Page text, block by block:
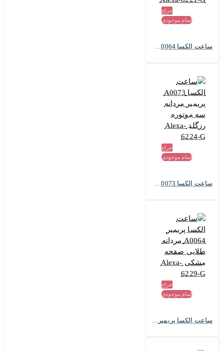
حراج
اتمام موجودی
ساعت الکسا Premier A0064 مردانه سه موتوره استیل مشکی Alexa-6221-G
حراج
اتمام موجودی
ساعت الکسا A0073 پریمیر مردانه سه موتوره رزگلد Alexa-6224-G
حراج
اتمام موجودی
ساعت الکسا پریمیر A0064 مردانه طلایی صفحه مشکی Alexa-6229-G